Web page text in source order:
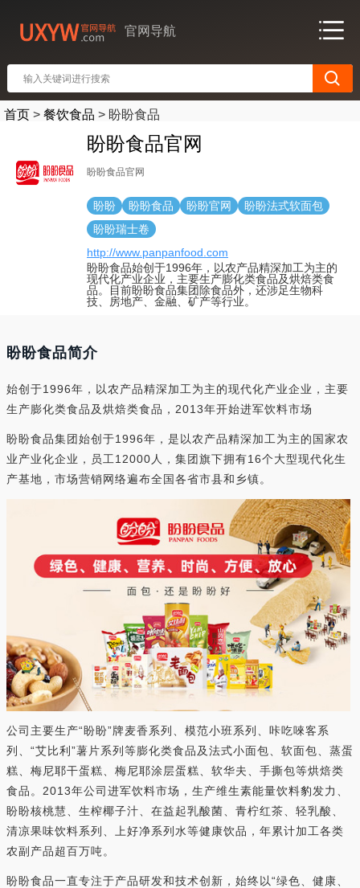
官网导航
首页 > 餐饮食品 > 盼盼食品
盼盼食品官网
盼盼食品官网
盼盼 盼盼食品 盼盼官网
盼盼法式软面包
盼盼瑞士卷
http://www.panpanfood.com
盼盼食品始创于1996年，以农产品精深加工为主的
现代化产业企业，主要生产膨化类食品及烘焙类食
品。目前盼盼食品集团除食品外，还涉足生物科
技、房地产、金融、矿产等行业。
盼盼食品简介
始创于1996年，以农产品精深加工为主的现代化产业企业，主要
生产膨化类食品及烘焙类食品，2013年开始进军饮料市场
盼盼食品集团始创于1996年，是以农产品精深加工为主的国家农
业产业化企业，员工12000人，集团旗下拥有16个大型现代化生
产基地，市场营销网络遍布全国各省市县和乡镇。
公司主要生产“盼盼”牌麦香系列、模范小班系列、咔吃唻客系
列、“艾比利”薯片系列等膨化类食品及法式小面包、软面包、蒸蛋
糕、梅尼耶干蛋糕、梅尼耶涂层蛋糕、软华夫、手撕包等烘焙类
食品。2013年公司进军饮料市场，生产维生素能量饮料豹发力、
盼盼核桃慧、生榨椰子汁、在益起乳酸菌、青柠红茶、轻乳酸、
清凉果味饮料系列、上好净系列水等健康饮品，年累计加工各类
农副产品超百万吨。
盼盼食品一直专注于产品研发和技术创新，始终以“绿色、健康、